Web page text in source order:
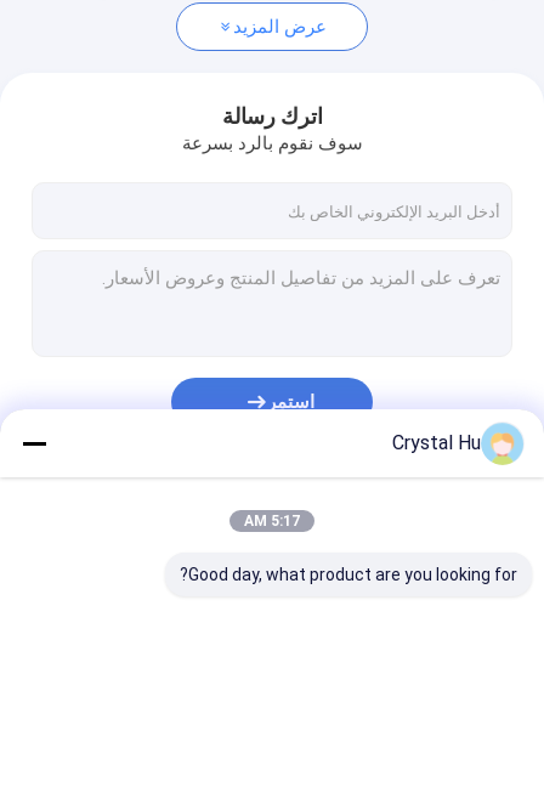
آلة تعبئة الزجاجات
غسالة زجاجة
آلة تغليف الأكياس
عرض المزيد
اترك رسالة
سوف نقوم بالرد بسرعة
استمر
Crystal Hu
5:17 AM
Good day, what product are you looking for?